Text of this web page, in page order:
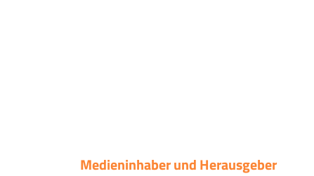
Medieninhaber und Herausgeber